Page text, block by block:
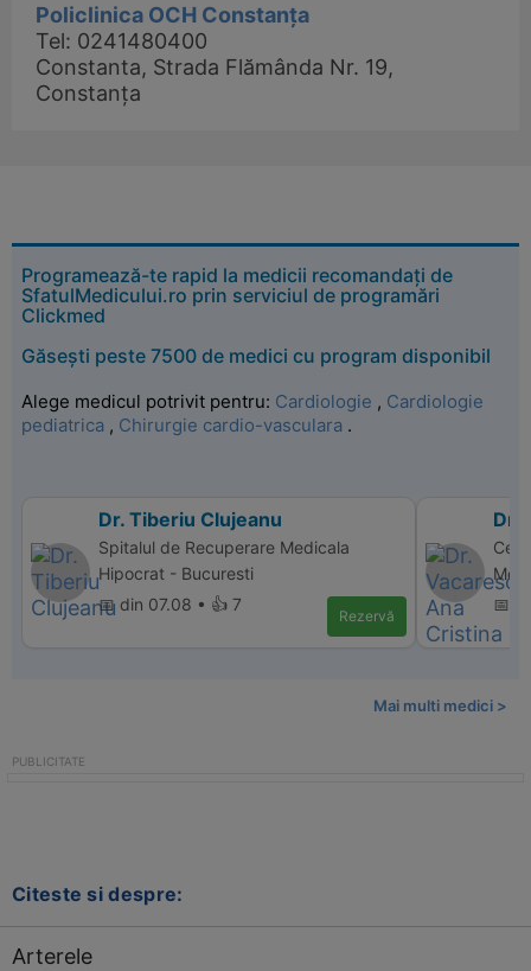
Policlinica OCH Constanța
Tel: 0241480400
Constanta, Strada Flămânda Nr. 19,
Constanța
Programează-te rapid la medicii recomandați de
SfatulMedicului.ro prin serviciul de programări
Clickmed
Găsești peste 7500 de medici cu program disponibil
Alege medicul potrivit pentru: Cardiologie , Cardiologie
pediatrica , Chirurgie cardio-vasculara .
Dr. Tiberiu Clujeanu
Spitalul de Recuperare Medicala
Hipocrat - Bucuresti
📅 din 07.08 • 👍 7
Rezervă
Dr.
📅
Mai multi medici >
Citeste si despre:
Arterele